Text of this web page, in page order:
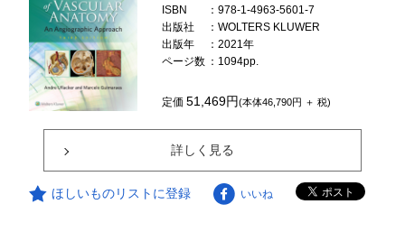
ISBN
：978-1-4963-5601-7
出版社
：WOLTERS KLUWER
出版年
：2021年
ページ数 ：1094pp.
定価51,469円(本体46,790円 ＋ 税)
詳しく見る
ほしいものリストに登録 いいね